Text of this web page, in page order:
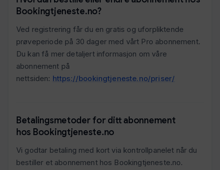
Bookingtjeneste.no?
Ved registrering får du en gratis og uforpliktende
prøveperiode på 30 dager med vårt Pro abonnement.
Du kan få mer detaljert informasjon om våre
abonnement på
nettsiden: https://bookingtjeneste.no/priser/
Betalingsmetoder for ditt abonnement
hos Bookingtjeneste.no
Vi godtar betaling med kort via kontrollpanelet når du
bestiller et abonnement hos Bookingtjeneste.no.